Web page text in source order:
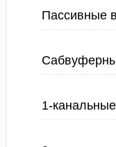
Пассивные
1-канальные